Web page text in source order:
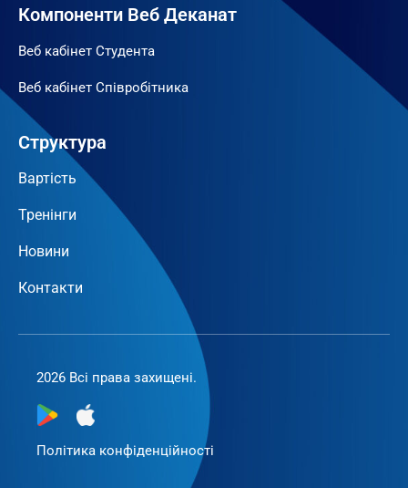
Компоненти Веб Деканат
Веб кабінет Студента
Веб кабінет Співробітника
Структура
Вартість
Тренінги
Новини
Контакти
2026 Всі права захищені.
Політика конфіденційності